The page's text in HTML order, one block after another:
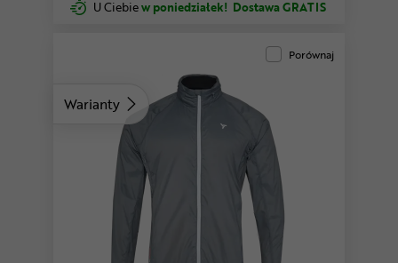
U Ciebiew poniedziałek! Dostawa GRATIS
Warianty
Porównaj